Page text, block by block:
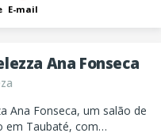
E-mail
Ana Fonseca
Ana Fonseca, um salão de
em Taubaté, com